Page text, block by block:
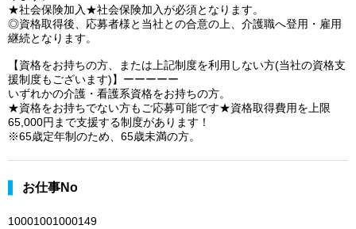
★社会保険加入★社会保険加入が必須となります。
◎資格取得後、応募者様と当社との合意の上、介護職へ登用・雇用
継続となります。
【資格をお持ちの方、または上記制度を利用しない方(当社の資格支
援制度もございます)】ーーーーー
いずれかの介護・看護系資格をお持ちの方。
★資格をお持ちでない方もご応募可能です★資格取得費用を上限
65,000円まで支援する制度があります！
※65歳定年制のため、65歳未満の方。
お仕事No
10001001000149